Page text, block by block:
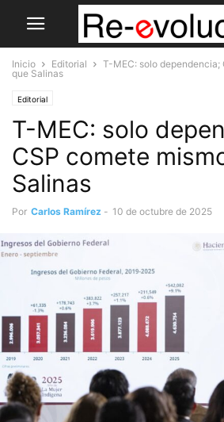
Inicio Editorial
T-MEC: solo dependencia;
que Salinas
Editorial
T-MEC: solo
CSP comete
Salinas
Por Carlos Ramírez - 10 de octubre de 2025